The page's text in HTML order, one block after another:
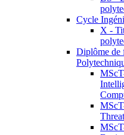
Cycle
X -
Diplôme de